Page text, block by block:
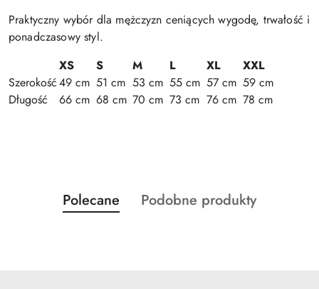
Praktyczny wybór dla mężczyzn ceniących wygodę, trwałość i
ponadczasowy styl.
XS
S M L XL
XXL
Szerokość49 cm 51 cm 53 cm 55 cm 57 cm 59 cm
Długość
66 cm 68 cm 70 cm 73 cm 76 cm 78 cm
Pomiń karuzelę produktów
Produkty
o
Polecane
Produkty
Podobne produkty